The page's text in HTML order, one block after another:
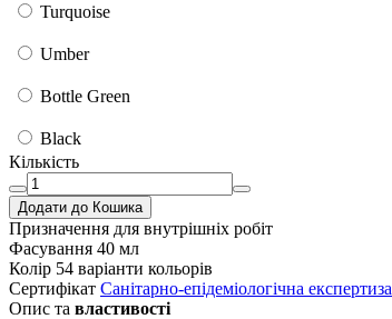
Turquoise
Umber
Bottle Green
Black
Кількість
Додати до Кошика
Призначення для внутрішніх робіт
Фасування 40 мл
Колір 54 варіанти кольорів
Сертифікат Санітарно-епідеміологічна експертиза
Опис та властивості